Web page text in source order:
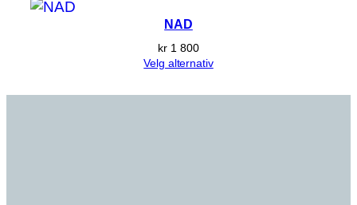
NAD
kr 1 800
Velg alternativ